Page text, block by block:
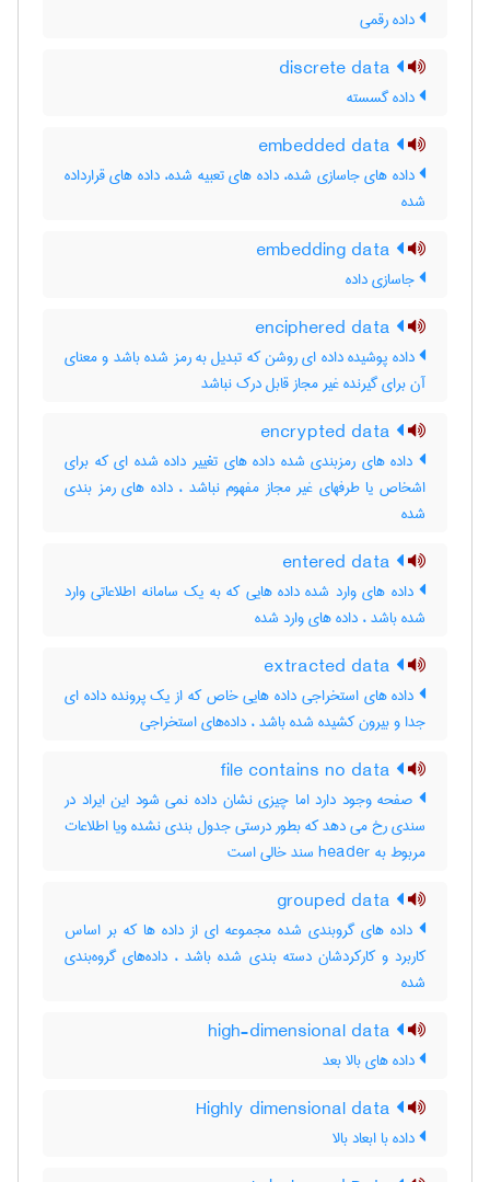
داده رقمی
داده گسسته
داده های جاسازی شده، داده های تعبیه شده، داده های قرارداده
شده
جاسازی داده
داده پوشیده داده ای روشن که تبدیل به رمز شده باشد و معنای
آن برای گیرنده غیر مجاز قابل درک نباشد
داده های رمزبندی شده داده های تغییر داده شده ای که برای
اشخاص یا طرفهای غیر مجاز مفهوم نباشد ، داده‌ های رمز بندی
شده
داده های وارد شده داده هایی که به یک سامانه اطلاعاتی وارد
شده باشد ، داده‌ های وارد شده
داده های استخراجی داده هایی خاص که از یک پرونده داده ای
جدا و بیرون کشیده شده باشد ، داده‌های استخراجی
صفحه وجود دارد اما چیزی نشان داده نمی شود این ایراد در
سندی رخ می دهد که بطور درستی جدول بندی نشده ویا اطلاعات
مربوط به header سند خالی است
داده های گروبندی شده مجموعه ای از داده ها که بر اساس
کاربرد و کارکردشان دسته بندی شده باشد ، داده‌های گروه‌بندی
شده
داده های بالا بعد
داده با ابعاد بالا